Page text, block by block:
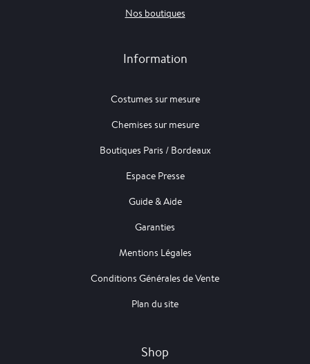
Nos boutiques
Information
Costumes sur mesure
Chemises sur mesure
Boutiques Paris / Bordeaux
Espace Presse
Guide & Aide
Garanties
Mentions Légales
Conditions Générales de Vente
Plan du site
Shop